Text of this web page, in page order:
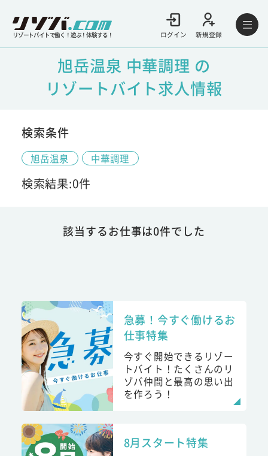
リゾートバイトで働く！遊ぶ！体験する！ ログイン 新規登録
旭岳温泉 中華調理 の
リゾートバイト求人情報
検索条件
旭岳温泉 中華調理
検索結果:0件
該当するお仕事は0件でした
急募！今すぐ働けるお
仕事特集
今すぐ開始できるリゾー
トバイト！たくさんのリ
ゾバ仲間と最高の思い出
を作ろう！
8月スタート特集